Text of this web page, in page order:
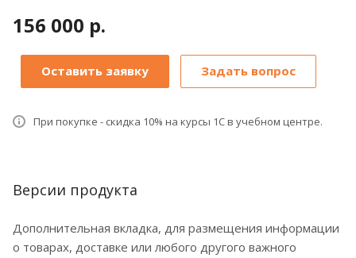
156 000 р.
Оставить заявку Задать вопрос
При покупке - скидка 10% на курсы 1С в учебном центре.
Версии продукта
Дополнительная вкладка, для размещения информации
о товарах, доставке или любого другого важного